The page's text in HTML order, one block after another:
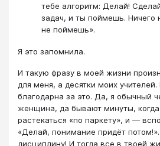
тебе алгоритм: Делай!
задач, и ты поймешь. Ничего
не поймешь».
Я это запомнила.
И такую фразу в моей жизни
для меня, а десятки моих
благодарна за это. Да, я обычный
женщина, да бывают минуты,
растекаться «по паркету», и —
«Делай, понимание придёт
дисциплину! И тогда все в твоей